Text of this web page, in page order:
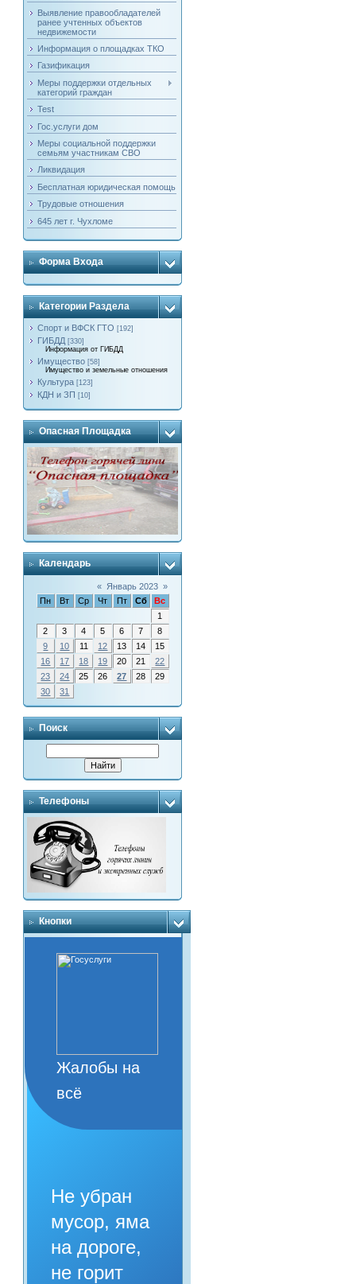
Выявление правообладателей
ранее учтенных объектов
недвижемости
Информация о площадках ТКО
Газификация
Меры поддержки отдельных
категорий граждан
Test
Гос.услуги дом
Меры социальной поддержки
семьям участникам СВО
Ликвидация
Бесплатная юридическая помощь
Трудовые отношения
645 лет г. Чухломе
Форма Входа
Категории Раздела
Спорт и ВФСК ГТО [192]
ГИБДД [330]
Информация от ГИБДД
Имущество [58]
Имущество и земельные отношения
Культура [123]
КДН и ЗП [10]
Опасная Площадка
Календарь
« Январь 2023 »
Пн
Вт Ср Чт Пт Сб
Вс
1
2
3 4 5 6 7
8
9
10 11 12 13 14
15
16
17 18 19 20 21
22
23
24 25 26 27 28
29
30
31
Поиск
Телефоны
Кнопки
Жалобы на
всё
Не убран
мусор, яма
на дороге,
не горит